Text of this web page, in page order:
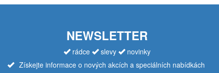
NEWSLETTER
rádce slevy
novinky
Získejte informace o nových akcích a speciálních nabídkách